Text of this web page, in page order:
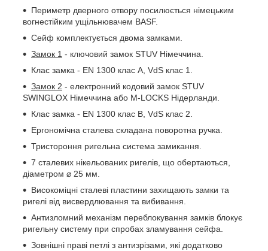
Периметр дверного отвору посилюється німецьким
вогнестійким ущільнювачем BASF.
Сейф комплектується двома замками.
Замок 1 - ключовий замок STUV Німеччина.
Клас замка - EN 1300 клас A, VdS клас 1.
Замок 2 - електронний кодовий замок STUV
SWINGLOX Німеччина або M-LOCKS Нідерланди.
Клас замка - EN 1300 клас B, VdS клас 2.
Ергономічна сталева складана поворотна ручка.
Тристороння ригельна система замикання.
7 сталевих нікельованих ригелів, що обертаються,
діаметром ⌀ 25 мм.
Високоміцні сталеві пластини захищають замки та
ригелі від висвердлювання та вибивання.
Антизломний механізм переблокування замків блокує
ригельну систему при спробах зламування сейфа.
Зовнішні праві петлі з антизрізами, які додатково